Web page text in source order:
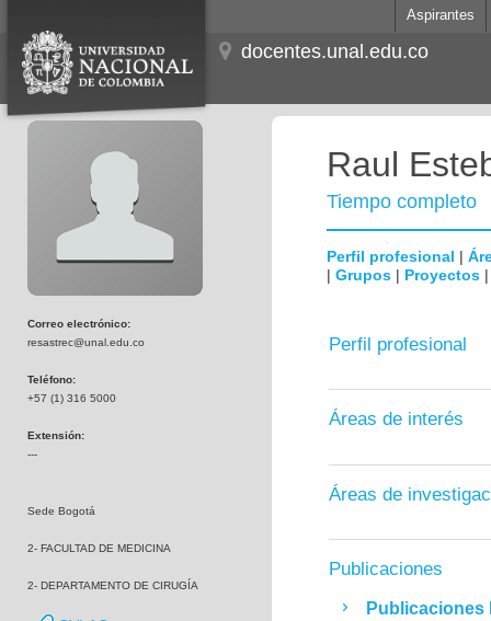
Aspirantes
docentes.unal.edu.co
Correo electrónico:
resastrec@unal.edu.co
Teléfono:
+57 (1) 316 5000
Extensión:
---
Sede Bogotá
2- FACULTAD DE MEDICINA
2- DEPARTAMENTO DE CIRUGÍA
Raul
Tiempo completo
Perfil profesional |
| Grupos | Proyectos
Perfil profesional
Áreas de interés
Áreas de
Publicaciones
Publicaciones